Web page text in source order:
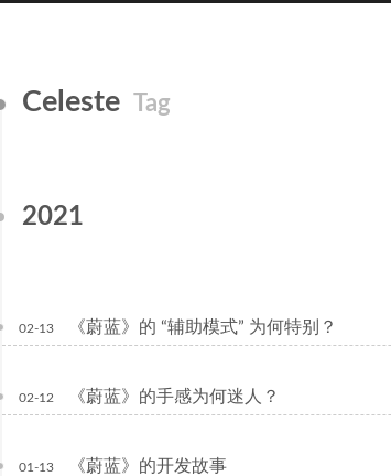
Celeste Tag
2021
02-13 《蔚蓝》的 “辅助模式” 为何特别？
02-12 《蔚蓝》的手感为何迷人？
01-13 《蔚蓝》的开发故事